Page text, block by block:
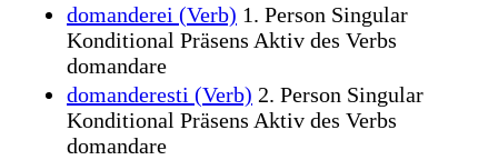
domanderei (Verb) 1. Person Singular
Konditional Präsens Aktiv des Verbs
domandare
domanderesti (Verb) 2. Person Singular
Konditional Präsens Aktiv des Verbs
domandare